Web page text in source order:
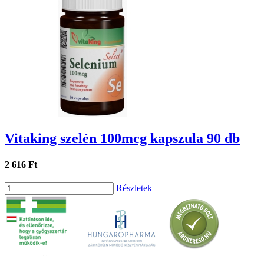
Vitaking szelén 100mcg kapszula 90 db
2 616 Ft
Részletek